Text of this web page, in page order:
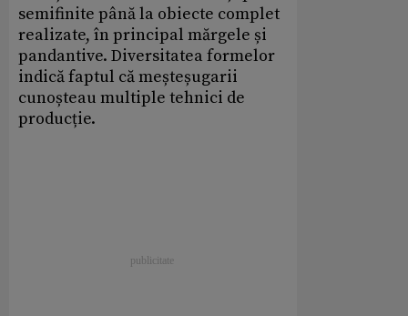
semifinite până la obiecte complet
realizate, în principal mărgele și
pandantive. Diversitatea formelor
indică faptul că meșteșugarii
cunoșteau multiple tehnici de
producție.